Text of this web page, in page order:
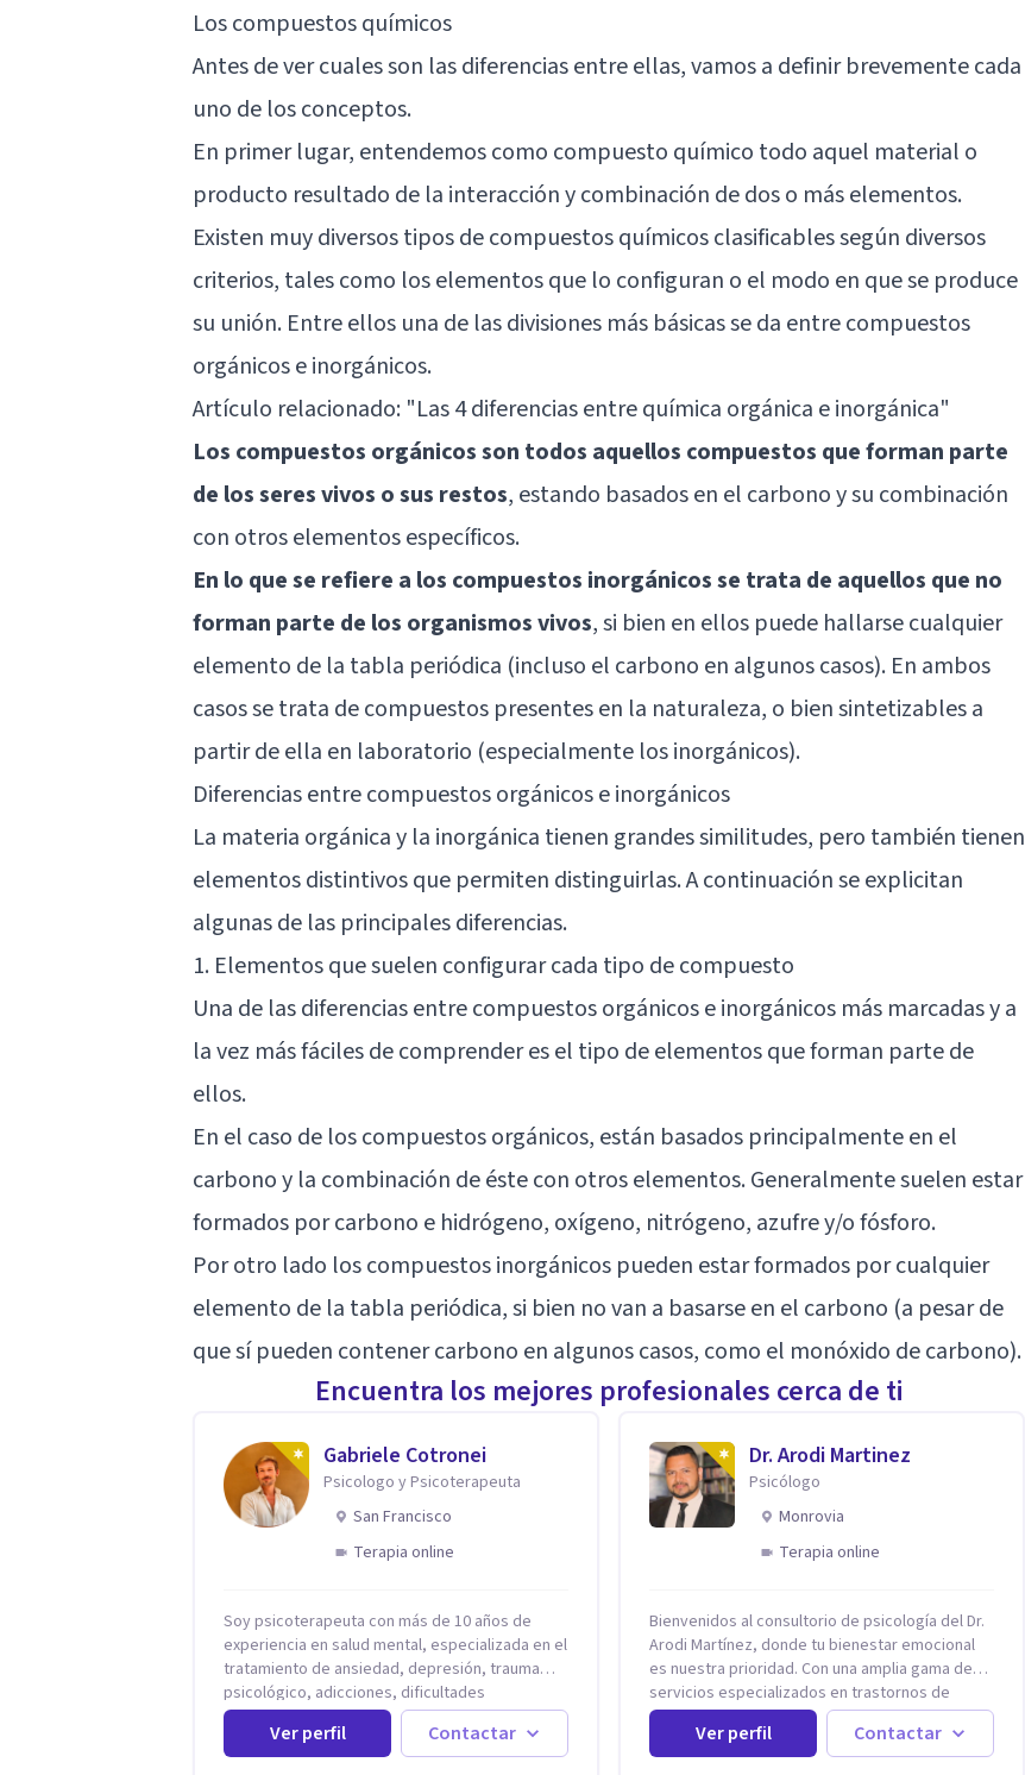
Los compuestos químicos
Antes de ver cuales son las diferencias entre ellas, vamos a definir brevemente cada
uno de los conceptos.
En primer lugar, entendemos como compuesto químico todo aquel material o
producto resultado de la interacción y combinación de dos o más elementos.
Existen muy diversos tipos de compuestos químicos clasificables según diversos
criterios, tales como los elementos que lo configuran o el modo en que se produce
su unión. Entre ellos una de las divisiones más básicas se da entre compuestos
orgánicos e inorgánicos.
Artículo relacionado: "Las 4 diferencias entre química orgánica e inorgánica"
Los compuestos orgánicos son todos aquellos compuestos que forman parte
de los seres vivos o sus restos, estando basados en el carbono y su combinación
con otros elementos específicos.
En lo que se refiere a los compuestos inorgánicos se trata de aquellos que no
forman parte de los organismos vivos, si bien en ellos puede hallarse cualquier
elemento de la tabla periódica (incluso el carbono en algunos casos). En ambos
casos se trata de compuestos presentes en la naturaleza, o bien sintetizables a
partir de ella en laboratorio (especialmente los inorgánicos).
Diferencias entre compuestos orgánicos e inorgánicos
La materia orgánica y la inorgánica tienen grandes similitudes, pero también tienen
elementos distintivos que permiten distinguirlas. A continuación se explicitan
algunas de las principales diferencias.
1. Elementos que suelen configurar cada tipo de compuesto
Una de las diferencias entre compuestos orgánicos e inorgánicos más marcadas y a
la vez más fáciles de comprender es el tipo de elementos que forman parte de
ellos.
En el caso de los compuestos orgánicos, están basados principalmente en el
carbono y la combinación de éste con otros elementos. Generalmente suelen estar
formados por carbono e hidrógeno, oxígeno, nitrógeno, azufre y/o fósforo.
Por otro lado los compuestos inorgánicos pueden estar formados por cualquier
elemento de la tabla periódica, si bien no van a basarse en el carbono (a pesar de
que sí pueden contener carbono en algunos casos, como el monóxido de carbono).
Encuentra los mejores profesionales cerca de ti
Gabriele Cotronei
Psicologo y Psicoterapeuta
San Francisco
Terapia online
Soy psicoterapeuta con más de 10 años de
experiencia en salud mental, especializada en el
tratamiento de ansiedad, depresión, trauma
psicológico, adicciones, dificultades
identitarias y efectos de experiencias
tempranas adversas. Ofrezco un espacio
terapéutico seguro, confidencial y
Ver perfil Contactar
Dr. Arodi Martinez
Psicólogo
Monrovia
Terapia online
Bienvenidos al consultorio de psicología del Dr.
Arodi Martínez, donde tu bienestar emocional
es nuestra prioridad. Con una amplia gama de
servicios especializados en trastornos de
ansiedad, depresión y otros trastornos
emocionales, estamos dedicados a ofrecerte el
mejor tratamiento para mejorar tu salud mental.
Ver perfil Contactar